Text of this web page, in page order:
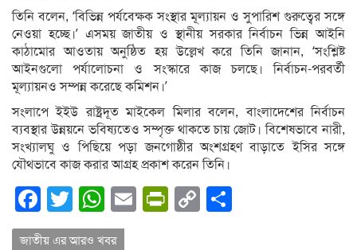
তিনি বলেন, ‘বিভিন্ন পর্যবেক্ষক সংস্থার মূল্যায়ন ও সুপারিশ গুরুত্বের সঙ্গে
নেওয়া হচ্ছে।’ এসময় জাতীয় ও স্থানীয় সরকার নির্বাচন ভিন্ন আইনি
কাঠামোর আওতায় অনুষ্ঠিত হয় উল্লেখ করে তিনি জানান, ‘সংশ্লিষ্ট
আইনগুলো পর্যালোচনা ও সংস্কারে কাজ চলছে। নির্বাচন-পরবর্তী
মূল্যায়নও সম্পন্ন করেছে কমিশন।’
সংলাপে ইইউ রাষ্ট্রদূত মাইকেল মিলার বলেন, বাংলাদেশের নির্বাচন
ব্যবস্থার উন্নয়নে ভবিষ্যতেও সম্পৃক্ত থাকতে চায় জোট। বিশেষভাবে নারী,
সংখ্যালঘু ও পিছিয়ে পড়া জনগোষ্ঠীর অংশগ্রহণ বাড়াতে ইসির সঙ্গে
যৌথভাবে কাজ করার আগ্রহ প্রকাশ করেন তিনি।
Facebook
Twitter
WhatsApp
EmailPrintFriendly
Copy
জাতীয় এর আরও খবর